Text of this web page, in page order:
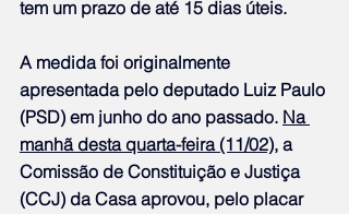
tem um prazo de até 15 dias úteis.
A medida foi originalmente
apresentada pelo deputado Luiz Paulo
(PSD) em junho do ano passado. Na
manhã desta quarta-feira (11/02), a
Comissão de Constituição e Justiça
(CCJ) da Casa aprovou, pelo placar